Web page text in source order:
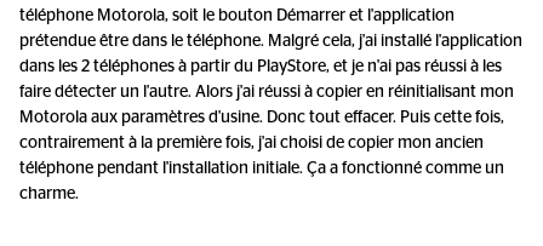
téléphone Motorola, soit le bouton Démarrer et l'application
prétendue être dans le téléphone. Malgré cela, j'ai installé l'application
dans les 2 téléphones à partir du PlayStore, et je n'ai pas réussi à les
faire détecter un l'autre. Alors j'ai réussi à copier en réinitialisant mon
Motorola aux paramètres d'usine. Donc tout effacer. Puis cette fois,
contrairement à la première fois, j'ai choisi de copier mon ancien
téléphone pendant l'installation initiale. Ça a fonctionné comme un
charme.